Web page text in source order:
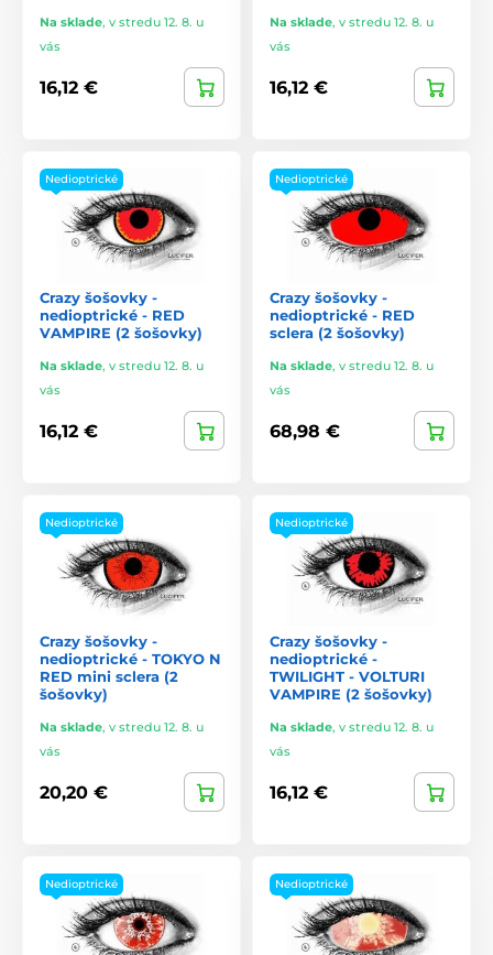
Na sklade, v stredu 12. 8. u
vás
16,12 €
Na sklade, v stredu 12. 8. u
vás
16,12 €
Nedioptrické
Crazy šošovky -
nedioptrické - RED
VAMPIRE (2 šošovky)
Na sklade, v stredu 12. 8. u
vás
16,12 €
Nedioptrické
Crazy šošovky -
nedioptrické - RED
sclera (2 šošovky)
Na sklade, v stredu 12. 8. u
vás
68,98 €
Nedioptrické
Crazy šošovky -
nedioptrické - TOKYO N
RED mini sclera (2
šošovky)
Na sklade, v stredu 12. 8. u
vás
20,20 €
Nedioptrické
Crazy šošovky -
nedioptrické -
TWILIGHT - VOLTURI
VAMPIRE (2 šošovky)
Na sklade, v stredu 12. 8. u
vás
16,12 €
Nedioptrické Nedioptrické